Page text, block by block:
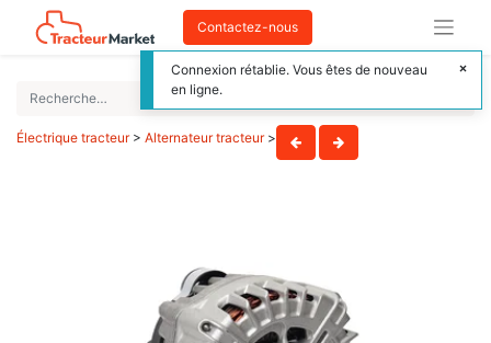
Contactez-nous
Électrique tracteur> Alternateur tracteur>
Connexion rétablie. Vous êtes de nouveau
en ligne.